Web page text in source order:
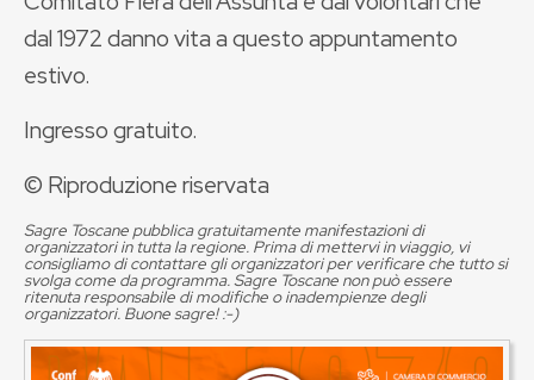
dal 1972 danno vita a questo appuntamento
estivo.
Ingresso gratuito.
© Riproduzione riservata
Sagre Toscane pubblica gratuitamente manifestazioni di
organizzatori in tutta la regione. Prima di mettervi in viaggio, vi
consigliamo di contattare gli organizzatori per verificare che tutto si
svolga come da programma. Sagre Toscane non può essere
ritenuta responsabile di modifiche o inadempienze degli
organizzatori. Buone sagre! :-)